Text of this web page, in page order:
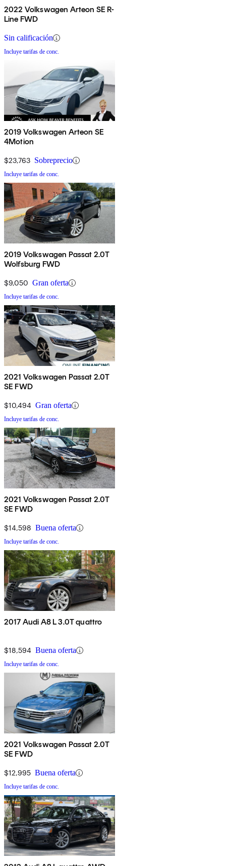
2022 Volkswagen Arteon SE R-
Line FWD
Sin calificación
Incluye tarifas de conc.
2019 Volkswagen Arteon SE
4Motion
$23,763 Sobreprecio
Incluye tarifas de conc.
2019 Volkswagen Passat 2.0T
Wolfsburg FWD
$9,050 Gran oferta
Incluye tarifas de conc.
2021 Volkswagen Passat 2.0T
SE FWD
$10,494 Gran oferta
Incluye tarifas de conc.
2021 Volkswagen Passat 2.0T
SE FWD
$14,598 Buena oferta
Incluye tarifas de conc.
2017 Audi A8 L 3.0T quattro
$18,594 Buena oferta
Incluye tarifas de conc.
2021 Volkswagen Passat 2.0T
SE FWD
$12,995 Buena oferta
Incluye tarifas de conc.